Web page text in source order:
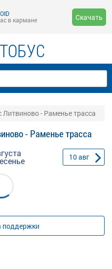
в кармане
Скачать
Литвиново - Раменье трасса
- Раменье трасса
10авг
поддержки